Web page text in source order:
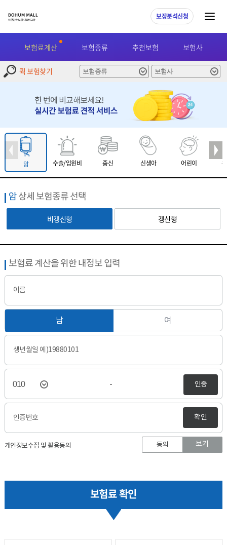
보장분석신청
보험료계산 보험종류 추천보험 보험사
퀵 보험찾기
암 수술/입원비 종신 신생아 어린이
암상세 보험종류 선택
비갱신형 갱신형
보험료 계산을 위한 내정보 입력
이름
남 여
생년월일 예)19880101
- 인증
인증번호 확인
개인정보수집 및 활용동의 동의 보기
보험료 확인